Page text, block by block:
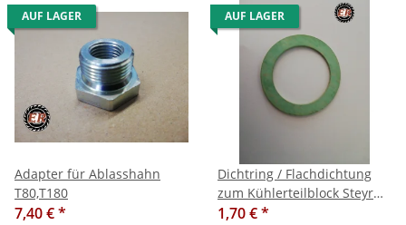
AUF LAGER
Adapter für Ablasshahn
T80,T180
7,40 €*
AUF LAGER
Dichtring / Flachdichtung
zum Kühlerteilblock Steyr
185 / 280, 44x32x2mm
1,70 €*